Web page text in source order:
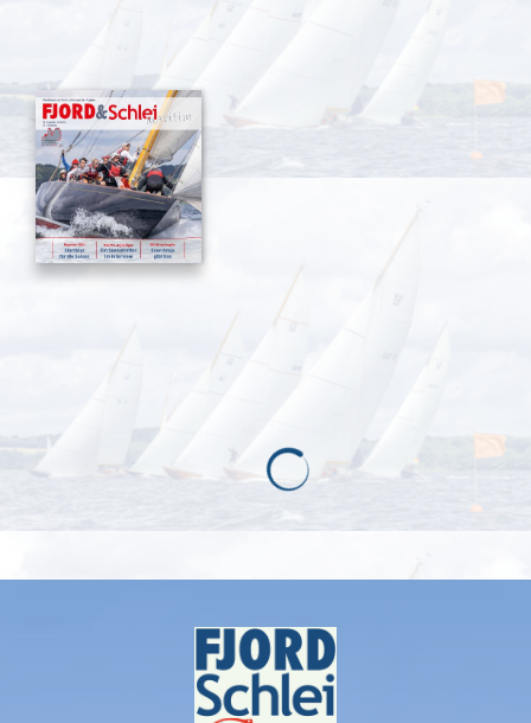
Acht SG-Spieler taufen neuen
Mit Autogrammstunde!